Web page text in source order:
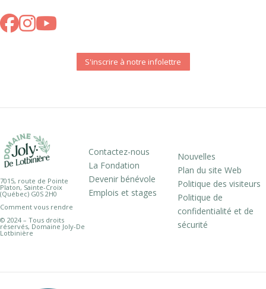
S'inscrire à notre infolettre
7015, route de Pointe
Platon, Sainte-Croix
(Québec) G0S 2H0
Comment vous rendre
© 2024 – Tous droits
réservés, Domaine Joly-De
Lotbinière
Contactez-nous
La Fondation
Devenir bénévole
Emplois et stages
Nouvelles
Plan du site Web
Politique des visiteurs
Politique de
confidentialité et de
sécurité